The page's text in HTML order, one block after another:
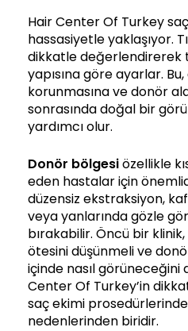
Hair Center Of Turkey
hassasiyetle yaklaşıyor.
dikkatle değerlendirerek
yapısına göre ayarlar.
korunmasına ve donör
sonrasında doğal bir
yardımcı olur.
Donör bölgesiözellikle
eden hastalar için
düzensiz ekstraksiyon,
veya yanlarında gözle
bırakabilir. Öncü bir klinik,
ötesini düşünmeli ve
içinde nasıl görüneceğini
Center Of Turkey’in
saç ekimi prosedürlerinde
nedenlerinden biridir.